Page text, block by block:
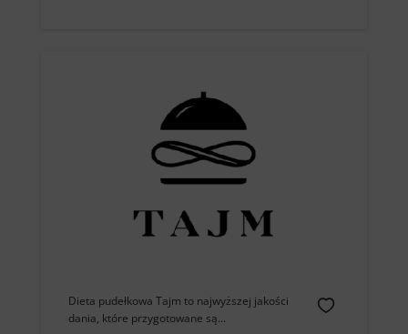
Dieta pudełkowa Tajm to najwyższej jakości
dania, które przygotowane są...